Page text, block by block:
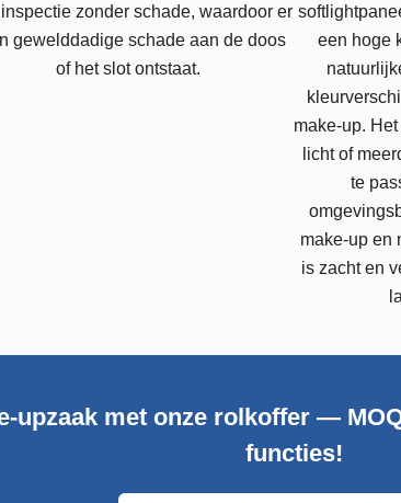
zonder schade, waardoor er
gewelddadige schade aan de doos
of het slot ontstaat.
een hoge
make-up.
licht of
te
make-up en
is zacht en
upzaak met onze rolkoffer —
functies!